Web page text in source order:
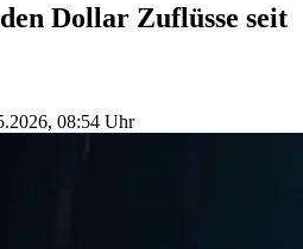
Dollar Zuflüsse seit
08:54 Uhr